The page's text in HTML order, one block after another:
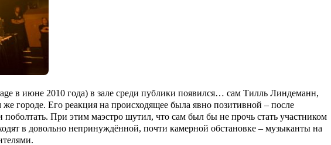
в июне 2010 года) в зале среди публики появился… сам Тилль Линдеманн,
городе. Его реакция на происходящее была явно позитивной – после
При этим маэстро шутил, что сам был бы не прочь стать участником
в довольно непринуждённой, почти камерной обстановке – музыканты на